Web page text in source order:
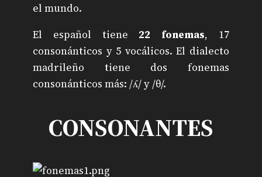
el mundo.
El español tiene 22 fonemas, 17
consonánticos y 5 vocálicos. El dialecto
madrileño tiene dos fonemas
consonánticos más: /ʎ/ y/θ/.
CONSONANTES